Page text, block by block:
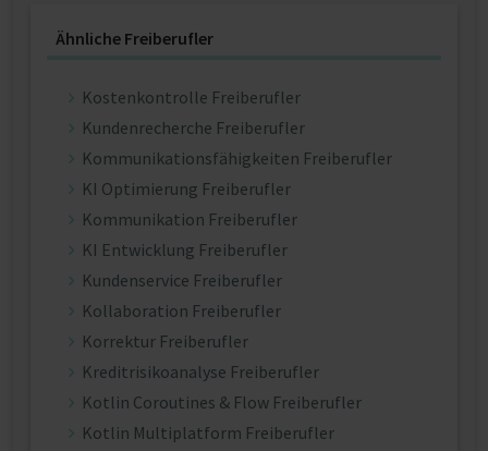
Ähnliche Freiberufler
Kostenkontrolle Freiberufler
Kundenrecherche Freiberufler
Kommunikationsfähigkeiten Freiberufler
KI Optimierung Freiberufler
Kommunikation Freiberufler
KI Entwicklung Freiberufler
Kundenservice Freiberufler
Kollaboration Freiberufler
Korrektur Freiberufler
Kreditrisikoanalyse Freiberufler
Kotlin Coroutines & Flow Freiberufler
Kotlin Multiplatform Freiberufler